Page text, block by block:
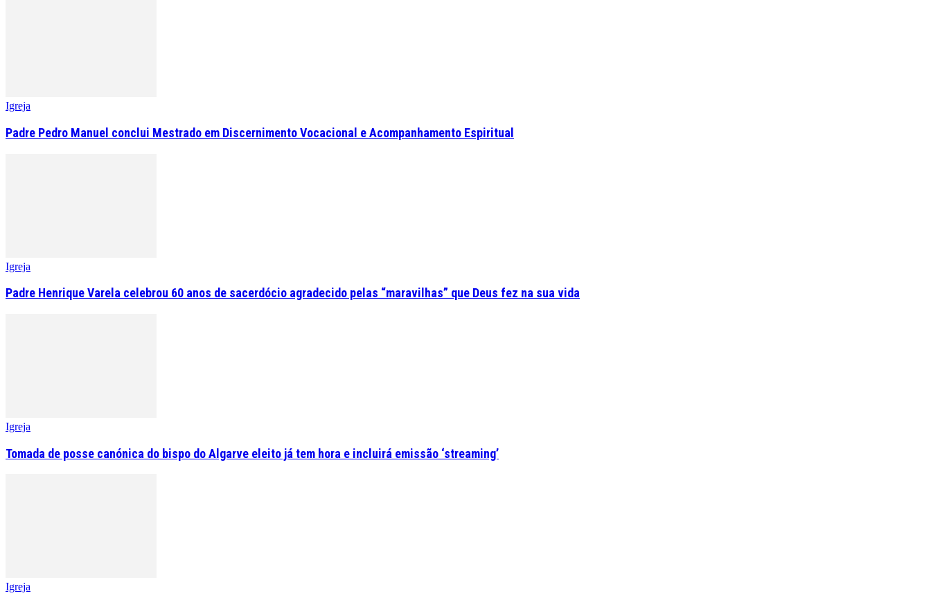
Igreja
Padre Pedro Manuel conclui Mestrado em Discernimento Vocacional e Acompanhamento Espiritual
Igreja
Padre Henrique Varela celebrou 60 anos de sacerdócio agradecido pelas “maravilhas” que Deus fez na sua vida
Igreja
Tomada de posse canónica do bispo do Algarve eleito já tem hora e incluirá emissão ‘streaming’
Igreja